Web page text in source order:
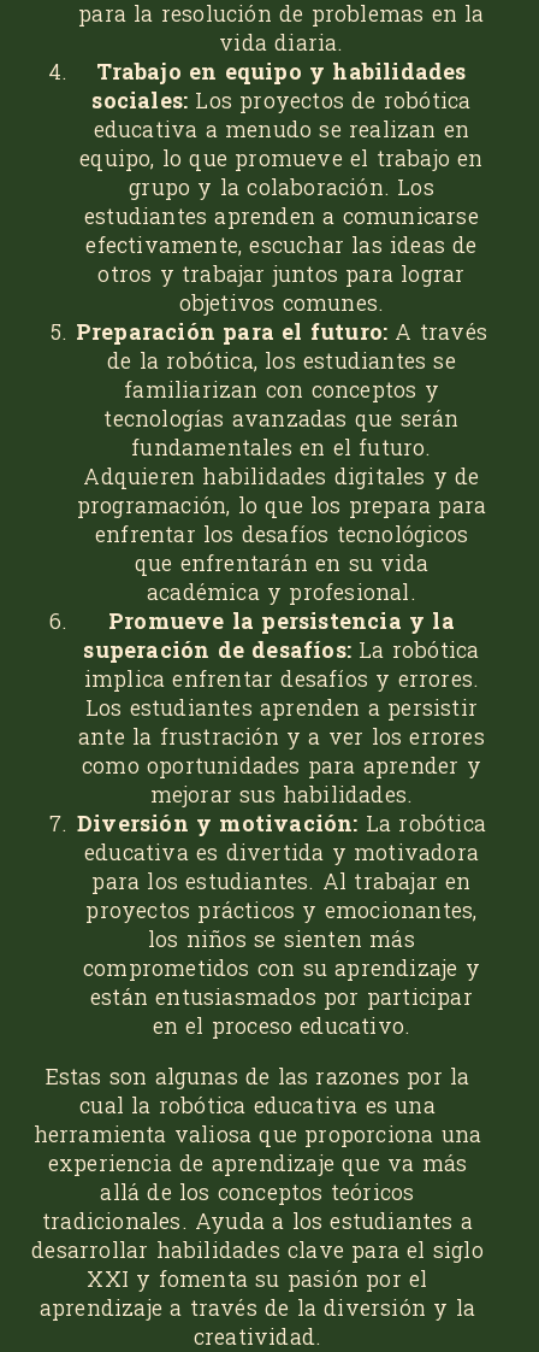
para la resolución de problemas en la
vida diaria.
Trabajo en equipo y habilidades
sociales: Los proyectos de robótica
educativa a menudo se realizan en
equipo, lo que promueve el trabajo en
grupo y la colaboración. Los
estudiantes aprenden a comunicarse
efectivamente, escuchar las ideas de
otros y trabajar juntos para lograr
objetivos comunes.
Preparación para el futuro: A través
de la robótica, los estudiantes se
familiarizan con conceptos y
tecnologías avanzadas que serán
fundamentales en el futuro.
Adquieren habilidades digitales y de
programación, lo que los prepara para
enfrentar los desafíos tecnológicos
que enfrentarán en su vida
académica y profesional.
Promueve la persistencia y la
superación de desafíos: La robótica
implica enfrentar desafíos y errores.
Los estudiantes aprenden a persistir
ante la frustración y a ver los errores
como oportunidades para aprender y
mejorar sus habilidades.
Diversión y motivación: La robótica
educativa es divertida y motivadora
para los estudiantes. Al trabajar en
proyectos prácticos y emocionantes,
los niños se sienten más
comprometidos con su aprendizaje y
están entusiasmados por participar
en el proceso educativo.
Estas son algunas de las razones por la
cual la robótica educativa es una
herramienta valiosa que proporciona una
experiencia de aprendizaje que va más
allá de los conceptos teóricos
tradicionales. Ayuda a los estudiantes a
desarrollar habilidades clave para el siglo
XXI y fomenta su pasión por el
aprendizaje a través de la diversión y la
creatividad.